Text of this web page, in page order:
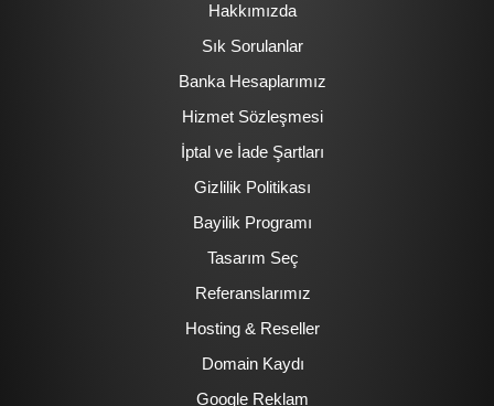
Hakkımızda
Sık Sorulanlar
Banka Hesaplarımız
Hizmet Sözleşmesi
İptal ve İade Şartları
Gizlilik Politikası
Bayilik Programı
Tasarım Seç
Referanslarımız
Hosting & Reseller
Domain Kaydı
Google Reklam